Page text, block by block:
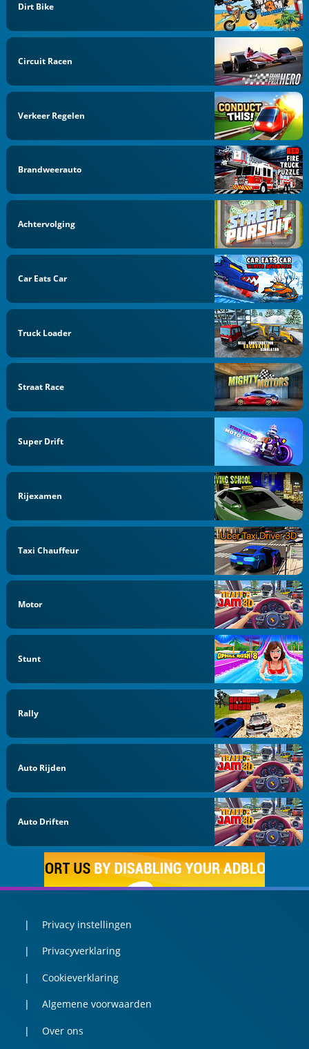
Dirt Bike
Circuit Racen
Verkeer Regelen
Brandweerauto
Achtervolging
Car Eats Car
Truck Loader
Straat Race
Super Drift
Rijexamen
Taxi Chauffeur
Motor
Stunt
Rally
Auto Rijden
Auto Driften
Privacy instellingen
Privacyverklaring
Cookieverklaring
Algemene voorwaarden
Over ons